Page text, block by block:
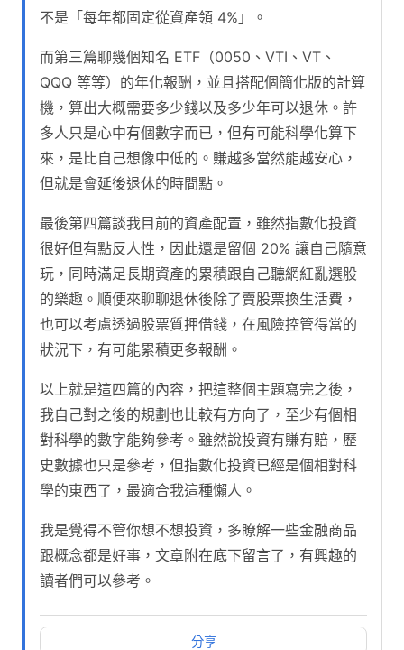
不是「每年都固定從資產領 4%」。
而第三篇聊幾個知名 ETF（0050、VTI、VT、
QQQ 等等）的年化報酬，並且搭配個簡化版的計算
機，算出大概需要多少錢以及多少年可以退休。許
多人只是心中有個數字而已，但有可能科學化算下
來，是比自己想像中低的。賺越多當然能越安心，
但就是會延後退休的時間點。
最後第四篇談我目前的資產配置，雖然指數化投資
很好但有點反人性，因此還是留個 20% 讓自己隨意
玩，同時滿足長期資產的累積跟自己聽網紅亂選股
的樂趣。順便來聊聊退休後除了賣股票換生活費，
也可以考慮透過股票質押借錢，在風險控管得當的
狀況下，有可能累積更多報酬。
以上就是這四篇的內容，把這整個主題寫完之後，
我自己對之後的規劃也比較有方向了，至少有個相
對科學的數字能夠參考。雖然說投資有賺有賠，歷
史數據也只是參考，但指數化投資已經是個相對科
學的東西了，最適合我這種懶人。
我是覺得不管你想不想投資，多瞭解一些金融商品
跟概念都是好事，文章附在底下留言了，有興趣的
讀者們可以參考。
分享